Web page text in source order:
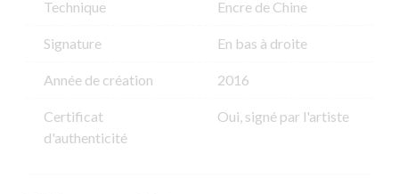
Technique Encre de Chine
Signature En bas à droite
Année de création 2016
Certificat
d'authenticité
Oui, signé par l'artiste